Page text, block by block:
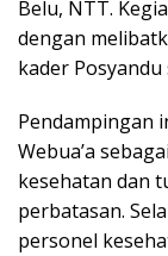
Belu, NTT.
dengan
kader
Pendampingan
Webua’a
kesehatan dan
perbatasan.
personel